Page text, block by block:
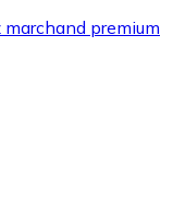
premium